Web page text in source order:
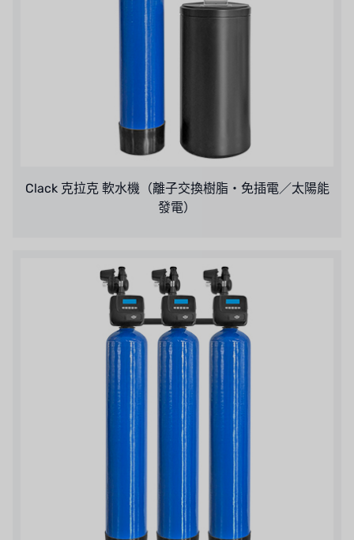
Clack 克拉克 軟水機（離子交換樹脂・免插電／太陽能
發電）